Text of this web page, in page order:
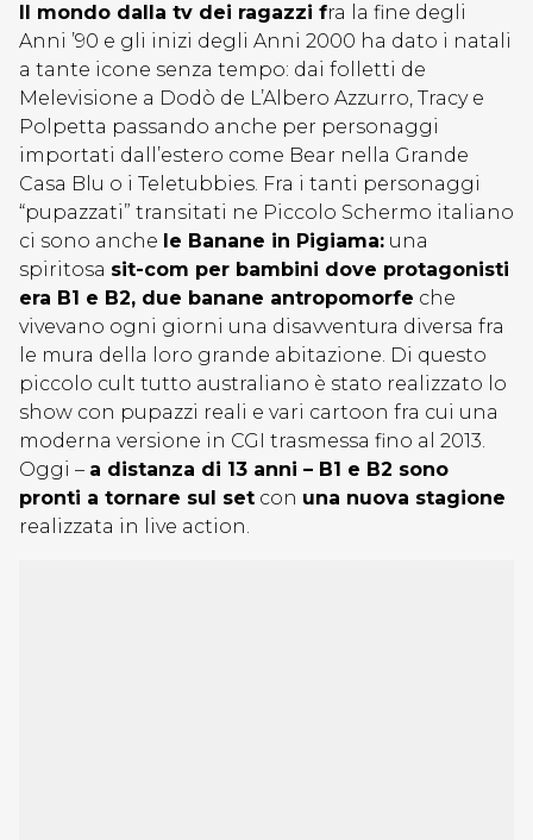
Il mondo dalla tv dei ragazzi fra la fine degli
Anni ’90 e gli inizi degli Anni 2000 ha dato i natali
a tante icone senza tempo: dai folletti de
Melevisione a Dodò de L’Albero Azzurro, Tracy e
Polpetta passando anche per personaggi
importati dall’estero come Bear nella Grande
Casa Blu o i Teletubbies. Fra i tanti personaggi
“pupazzati” transitati ne Piccolo Schermo italiano
ci sono anche le Banane in Pigiama: una
spiritosa sit-com per bambini dove protagonisti
era B1 e B2, due banane antropomorfe che
vivevano ogni giorni una disavventura diversa fra
le mura della loro grande abitazione. Di questo
piccolo cult tutto australiano è stato realizzato lo
show con pupazzi reali e vari cartoon fra cui una
moderna versione in CGI trasmessa fino al 2013.
Oggi – a distanza di 13 anni – B1 e B2 sono
pronti a tornare sul set con una nuova stagione
realizzata in live action.